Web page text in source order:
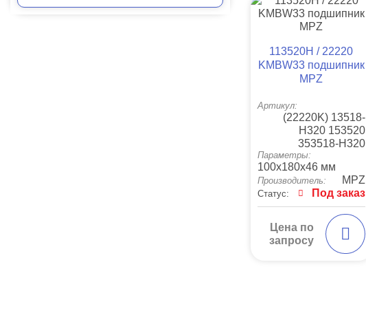
113520Н / 22220
KMBW33 подшипник
MPZ
Артикул:
(22220K) 13518-
H320 153520
353518-H320
Параметры:
100x180x46 мм
Производитель: MPZ
Статус: Под заказ
Цена по
запросу